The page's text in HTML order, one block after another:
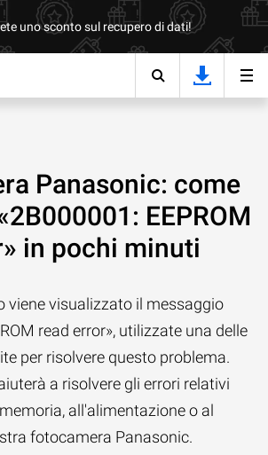
uno sconto sul recupero di dati!
Panasonic: come
EEPROM
in pochi minuti
viene visualizzato il messaggio
read error», utilizzate una delle
per risolvere questo problema.
a risolvere gli errori relativi
all'alimentazione o al
fotocamera Panasonic.